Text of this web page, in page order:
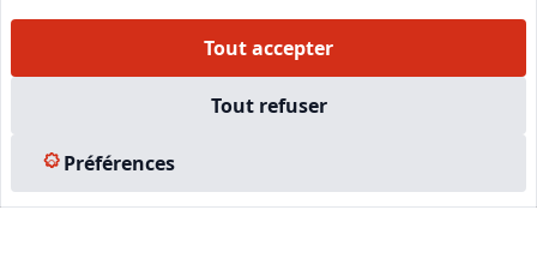
Tout accepter
Tout refuser
Préférences
Facebook
Accueil
Nous rejoindre